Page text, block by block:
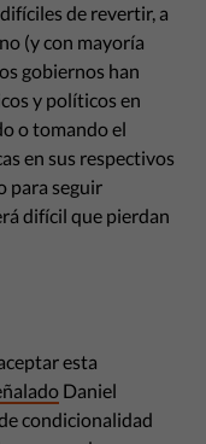
de revertir, a
(y con mayoría
gobiernos han
y políticos en
o tomando el
en sus respectivos
para seguir
difícil que pierdan
esta
Daniel
condicionalidad